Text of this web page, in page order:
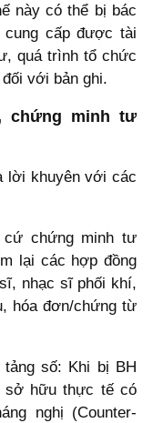
này có thể bị bác
cấp được tài
quá trình tổ chức
với bản ghi.
chứng minh tư
lời khuyên với các
chứng minh tư
lại các hợp đồng
nhạc sĩ phối khí,
hóa đơn/chứng từ
số: Khi bị BH
sở hữu thực tế có
nghị (Counter-